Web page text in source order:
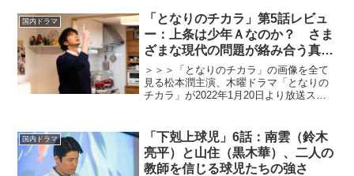
国内ドラマ
「となりのチカラ」第5話レビュ
ー：上条は少年Ａなのか？ さま
ざまな現代の問題が絡み合う真相
は（※ストーリーネタバレあり）
＞＞＞「となりのチカラ」の画像を全て
見る松本潤主演、木曜ドラマ「となりの
チカラ」が2022年1月20日より放送スタ
妻の灯（上戸彩）、娘の愛理（鎌田英怜
奈）、息子の高太郎...
国内ドラマ
「下剋上球児」6話：南雲（鈴木
亮平）と山住（黒木華）、二人の
教師を信じる球児たちの強さ